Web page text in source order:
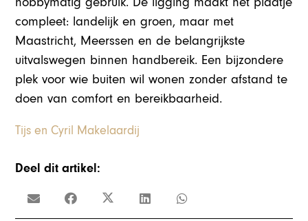
compleet: landelijk en groen, maar met
Maastricht, Meerssen en de belangrijkste
uitvalswegen binnen handbereik. Een bijzondere
plek voor wie buiten wil wonen zonder afstand te
doen van comfort en bereikbaarheid.
Tijs en Cyril Makelaardij
Deel dit artikel: